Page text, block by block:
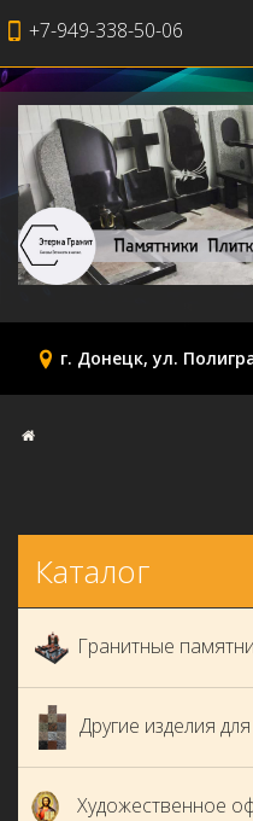
+7-949-338-50-06
г. Донецк, ул.
Каталог
Гранитные
Другие изделия
Художественное